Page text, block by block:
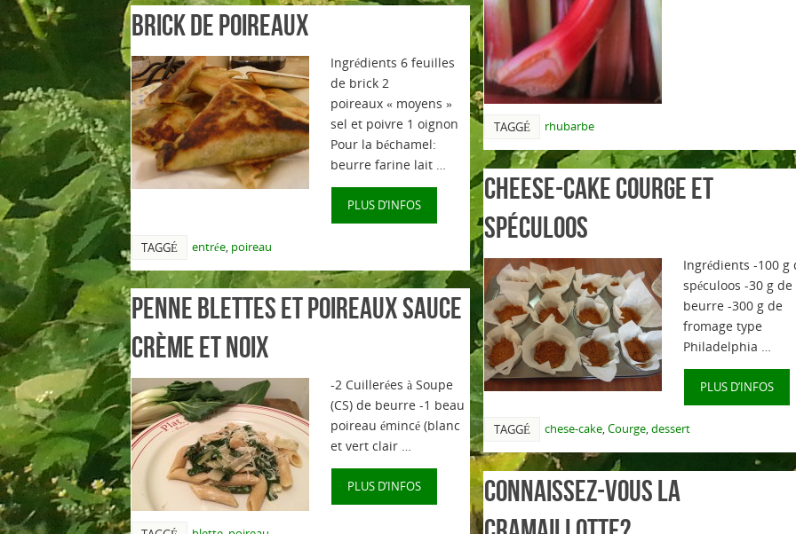
TAGGÉ rhubarbe
Brick de poireaux
Ingrédients 6 feuilles
de brick 2
poireaux « moyens »
sel et poivre 1 oignon
Pour la béchamel:
beurre farine lait …
PLUS D’INFOS
TAGGÉ entrée poireau
Cheese-cake courge et
spéculoos
Ingrédients -100 g
spéculoos -30 g de
beurre -300 g de
fromage type
Philadelphia …
PLUS D’INFOS
TAGGÉ chese-cake Courge dessert
Penne Blettes et Poireaux sauce
Crème et Noix
-2 Cuillerées à Soupe
(CS) de beurre -1 beau
poireau émincé (blanc
et vert clair …
PLUS D’INFOS
Connaissez-vous la